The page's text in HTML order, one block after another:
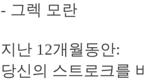
- 그렉 모란
지난 12개월동안:
당신의 스트로크를